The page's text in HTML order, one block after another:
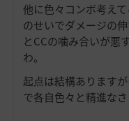
他に色々コンボ考え
のせいでダメージの
とCCの噛み合いが悪
わ。
起点は結構あります
で各自色々と精進なさ